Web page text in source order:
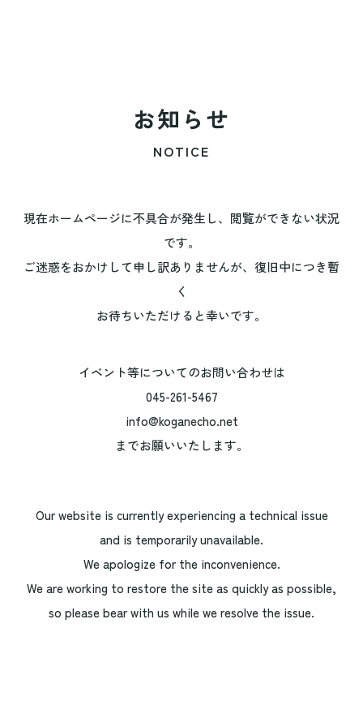
お知らせ
NOTICE
現在ホームページに不具合が発生し、閲覧ができない状況
です。
ご迷惑をおかけして申し訳ありませんが、復旧中につき暫
く
お待ちいただけると幸いです。
イベント等についてのお問い合わせは
045-261-5467
info@koganecho.net
までお願いいたします。
Our website is currently experiencing a technical issue
and is temporarily unavailable.
We apologize for the inconvenience.
We are working to restore the site as quickly as possible,
so please bear with us while we resolve the issue.